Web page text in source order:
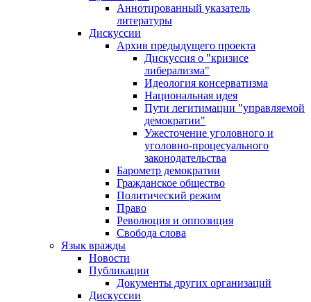
Аннотированный указатель
литературы
Дискуссии
Архив предыдущего проекта
Дискуссия о "кризисе
либерализма"
Идеология консерватизма
Национальная идея
Пути легитимации "управляемой
демократии"
Ужесточение уголовного и
уголовно-процесуального
законодательства
Барометр демократии
Гражданское общество
Политический режим
Право
Революция и оппозиция
Свобода слова
Язык вражды
Новости
Публикации
Документы других организаций
Дискуссии